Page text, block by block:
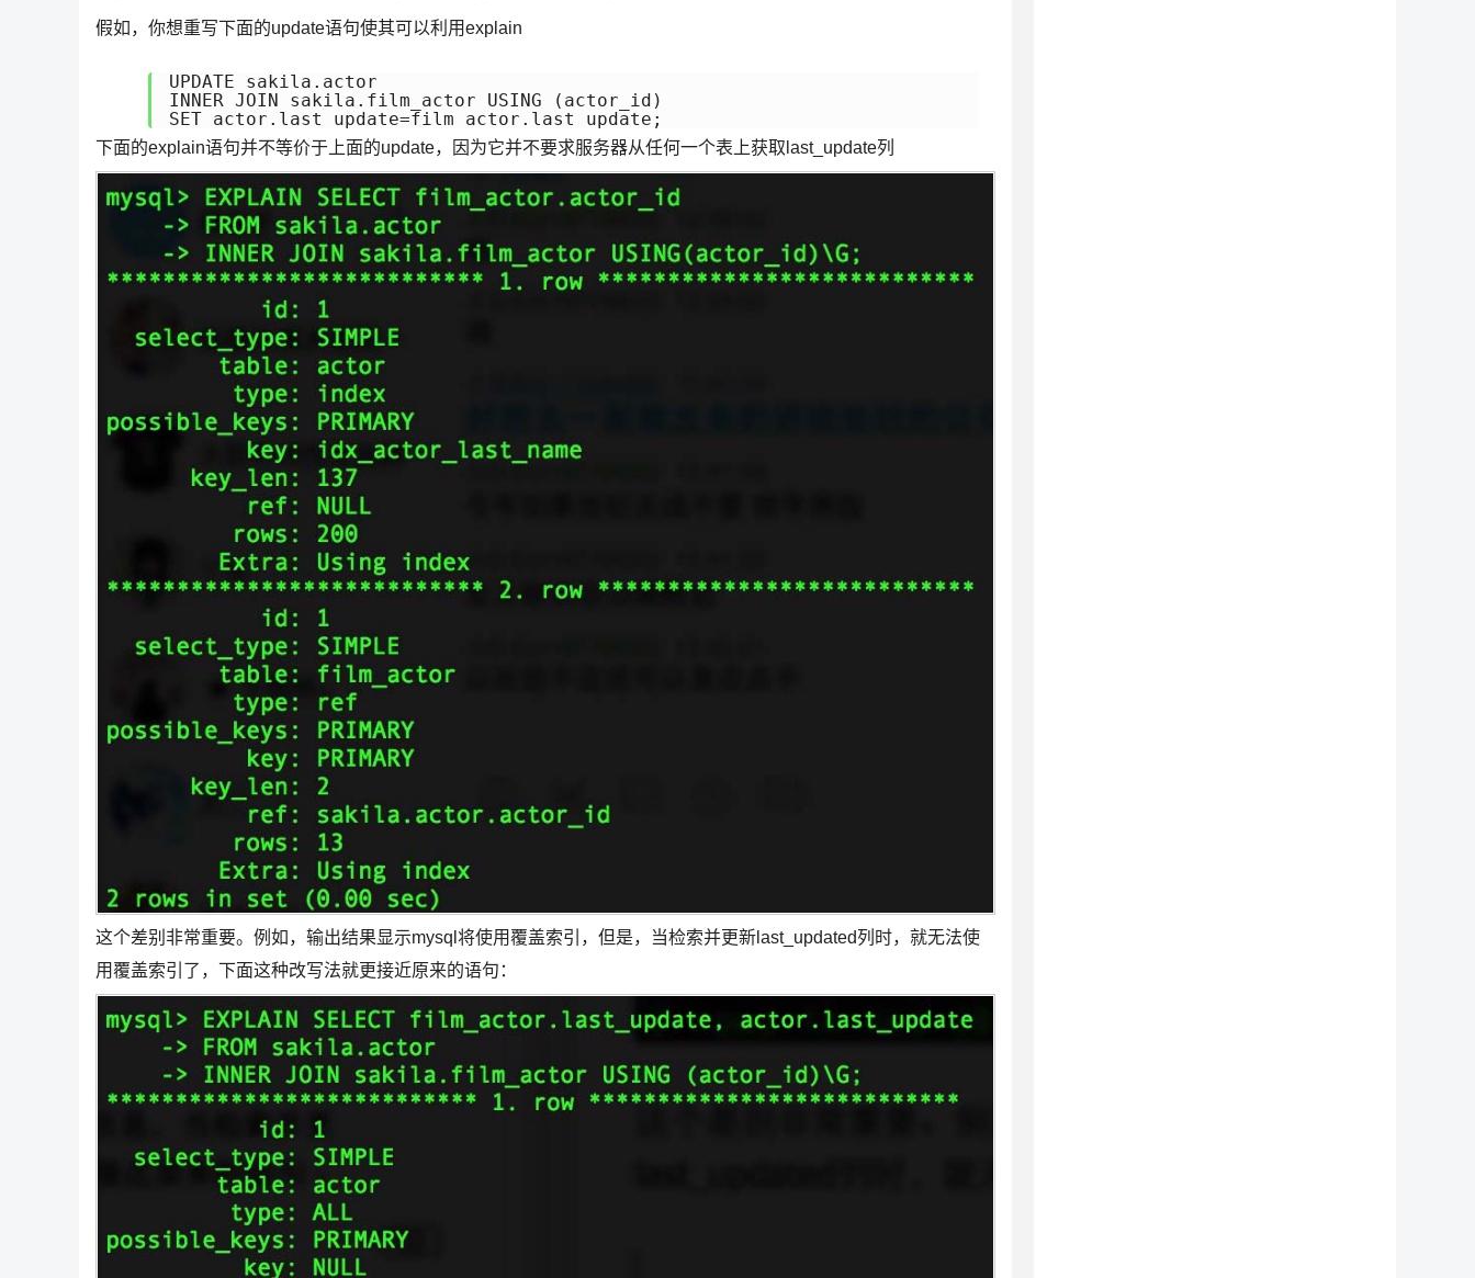
假如，你想重写下面的update语句使其可以利用explain
UPDATE sakila.actor
INNER JOIN sakila.film_actor USING (actor_id)
SET actor.last_update=film_actor.last_update;
下面的explain语句并不等价于上面的update，因为它并不要求服务器从任何一个表上获取last_update列
这个差别非常重要。例如，输出结果显示mysql将使用覆盖索引，但是，当检索并更新last_updated列时，就无法使
用覆盖索引了，下面这种改写法就更接近原来的语句：